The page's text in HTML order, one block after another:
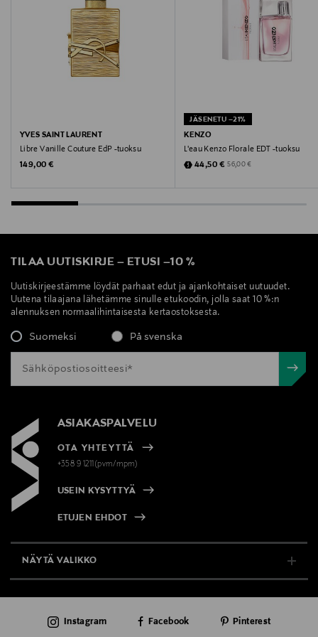
Valmistajan tuotenumero
Lönnrotinkatu 43a, 00180 Helsinki, Finland
info@korres.fi
KORRES, tuoksu, hajuvesi, roll-on
YVES SAINT LAURENT
Libre Vanille Couture EdP -tuoksu
Original Price
149,00 €
JÄSENETU –21%
KENZO
L'eau Kenzo Florale EDT -tuoksu
Discounted Price
44,50 € Original Price
56,00 €
TILAA UUTISKIRJE – ETUSI –10 %
Uutiskirjeestämme löydät parhaat edut ja ajankohtaiset uutuudet.
Uutena tilaajana lähetämme sinulle etukoodin, jolla saat 10 %:n
alennuksen normaalihintaisesta kertaostoksesta.
Suomeksi På svenska
ASIAKASPALVELU
OTA YHTEYTTÄ
+358 9 1211(pvm/mpm)
USEIN KYSYTTYÄ
ETUJEN EHDOT
NÄYTÄ VALIKKO
AJANKOHTAISTA
Instagram Facebook Pinterest